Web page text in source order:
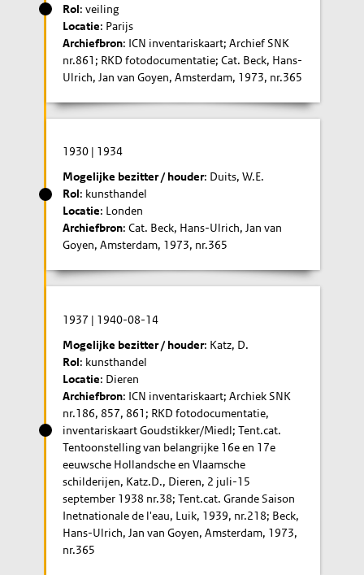
Rol: veiling
Locatie: Parijs
Archiefbron: ICN inventariskaart; Archief SNK
nr.861; RKD fotodocumentatie; Cat. Beck, Hans-
Ulrich, Jan van Goyen, Amsterdam, 1973, nr.365
1930 | 1934
Mogelijke bezitter / houder: Duits, W.E.
Rol: kunsthandel
Locatie: Londen
Archiefbron: Cat. Beck, Hans-Ulrich, Jan van
Goyen, Amsterdam, 1973, nr.365
1937 | 1940-08-14
Mogelijke bezitter / houder: Katz, D.
Rol: kunsthandel
Locatie: Dieren
Archiefbron: ICN inventariskaart; Archiek SNK
nr.186, 857, 861; RKD fotodocumentatie,
inventariskaart Goudstikker/Miedl; Tent.cat.
Tentoonstelling van belangrijke 16e en 17e
eeuwsche Hollandsche en Vlaamsche
schilderijen, Katz.D., Dieren, 2 juli-15
september 1938 nr.38; Tent.cat. Grande Saison
Inetnationale de l'eau, Luik, 1939, nr.218; Beck,
Hans-Ulrich, Jan van Goyen, Amsterdam, 1973,
nr.365